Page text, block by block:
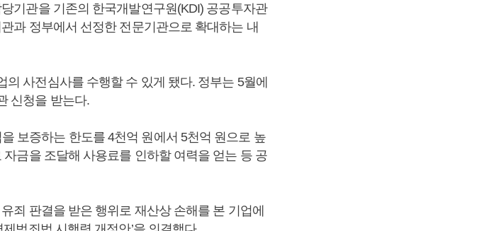
기관을 기존의 한국개발연구원(KDI) 공공투자관
과 정부에서 선정한 전문기관으로 확대하는 내
사전심사를 수행할 수 있게 됐다. 정부는 5월에
신청을 받는다.
보증하는 한도를 4천억 원에서 5천억 원으로 높
금을 조달해 사용료를 인하할 여력을 얻는 등 공
죄 판결을 받은 행위로 재산상 손해를 본 기업에